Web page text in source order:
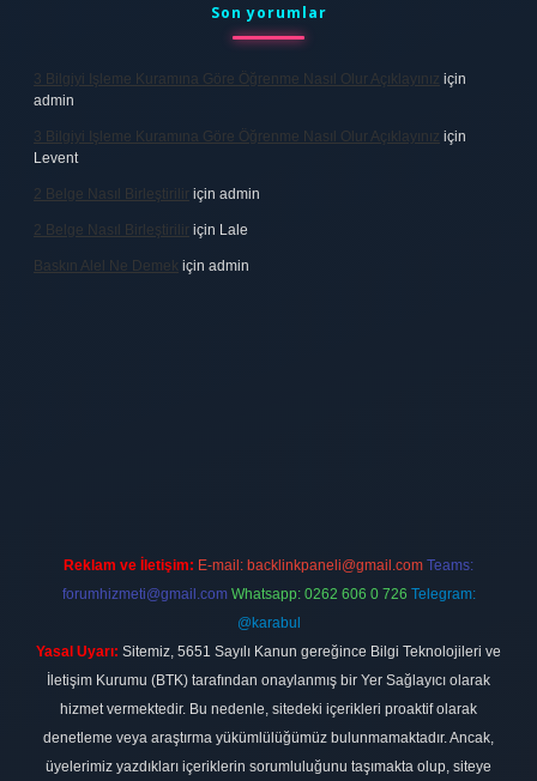
Son yorumlar
3 Bilgiyi Işleme Kuramına Göre Öğrenme Nasıl Olur Açıklayınız için
admin
3 Bilgiyi Işleme Kuramına Göre Öğrenme Nasıl Olur Açıklayınız için
Levent
2 Belge Nasıl Birleştirilir için admin
2 Belge Nasıl Birleştirilir için Lale
Baskın Alel Ne Demek için admin
Reklam ve İletişim: E-mail: backlinkpaneli@gmail.com Teams:
forumhizmeti@gmail.com Whatsapp: 0262 606 0 726 Telegram:
@karabul
Yasal Uyarı: Sitemiz, 5651 Sayılı Kanun gereğince Bilgi Teknolojileri ve
İletişim Kurumu (BTK) tarafından onaylanmış bir Yer Sağlayıcı olarak
hizmet vermektedir. Bu nedenle, sitedeki içerikleri proaktif olarak
denetleme veya araştırma yükümlülüğümüz bulunmamaktadır. Ancak,
üyelerimiz yazdıkları içeriklerin sorumluluğunu taşımakta olup, siteye